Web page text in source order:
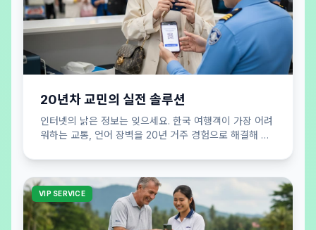
20년차 교민의 실전 솔루션
인터넷의 낡은 정보는 잊으세요. 한국 여행객이 가장 어려
워하는 교통, 언어 장벽을 20년 거주 경험으로 해결해 드
VIP SERVICE